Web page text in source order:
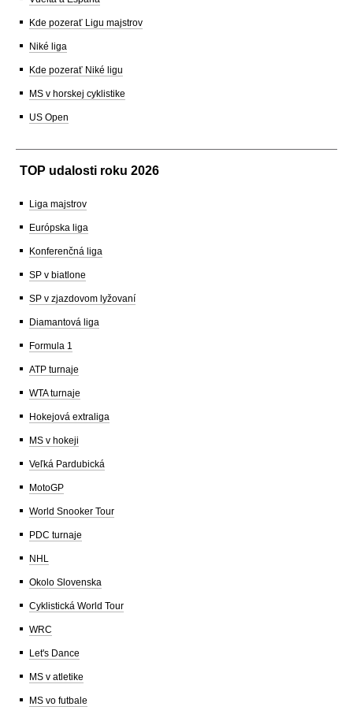
Kde pozerať Ligu majstrov
Niké liga
Kde pozerať Niké ligu
MS v horskej cyklistike
US Open
TOP udalosti roku 2026
Liga majstrov
Európska liga
Konferenčná liga
SP v biatlone
SP v zjazdovom lyžovaní
Diamantová liga
Formula 1
ATP turnaje
WTA turnaje
Hokejová extraliga
MS v hokeji
Veľká Pardubická
MotoGP
World Snooker Tour
PDC turnaje
NHL
Okolo Slovenska
Cyklistická World Tour
WRC
Let's Dance
MS v atletike
MS vo futbale